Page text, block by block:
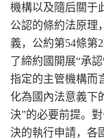
機構以及隨后關于
公認的條約法原理
義，公約第54條第
了締約國開展“承
指定的主管機構而
化為國內法意義下
決”的必要前提。
決的執行申請，各